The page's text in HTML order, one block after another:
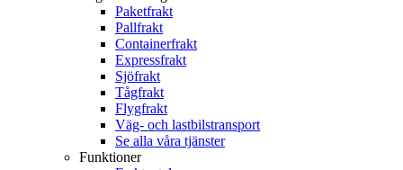
Paketfrakt
Pallfrakt
Containerfrakt
Expressfrakt
Sjöfrakt
Tågfrakt
Flygfrakt
Väg- och lastbilstransport
Se alla våra tjänster
Funktioner